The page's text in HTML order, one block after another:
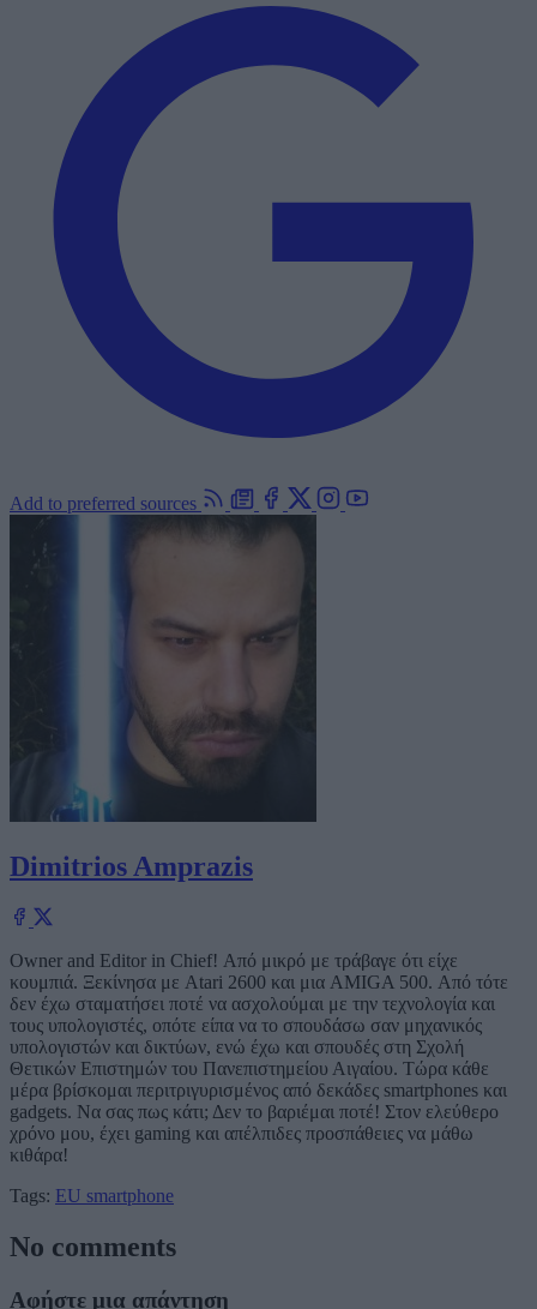
Add to preferred sources
Dimitrios Amprazis
Owner and Editor in Chief! Από μικρό με τράβαγε ότι είχε
κουμπιά. Ξεκίνησα με Atari 2600 και μια AMIGA 500. Από τότε
δεν έχω σταματήσει ποτέ να ασχολούμαι με την τεχνολογία και
τους υπολογιστές, οπότε είπα να το σπουδάσω σαν μηχανικός
υπολογιστών και δικτύων, ενώ έχω και σπουδές στη Σχολή
Θετικών Επιστημών του Πανεπιστημείου Αιγαίου. Τώρα κάθε
μέρα βρίσκομαι περιτριγυρισμένος από δεκάδες smartphones και
gadgets. Να σας πως κάτι; Δεν το βαριέμαι ποτέ! Στον ελεύθερο
χρόνο μου, έχει gaming και απέλπιδες προσπάθειες να μάθω
κιθάρα!
Tags: EU smartphone
No comments
Αφήστε μια απάντηση